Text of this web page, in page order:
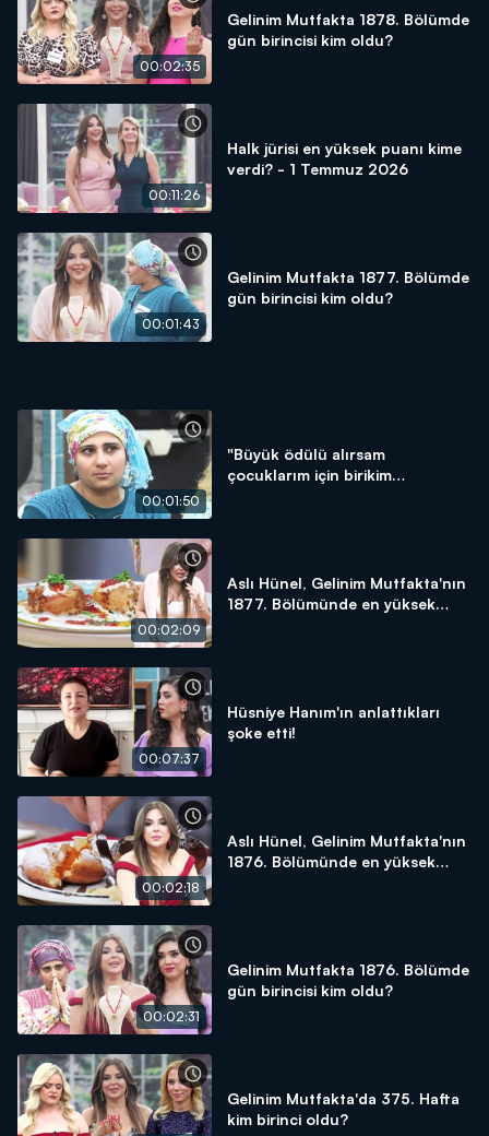
00:02:35
Gelinim Mutfakta 1878. Bölümde
gün birincisi kim oldu?
00:11:26
Halk jürisi en yüksek puanı kime
verdi? - 1 Temmuz 2026
00:01:43
Gelinim Mutfakta 1877. Bölümde
gün birincisi kim oldu?
00:01:50
"Büyük ödülü alırsam
çocuklarım için birikim
00:02:09
Aslı Hünel, Gelinim Mutfakta'nın
1877. Bölümünde en yüksek
00:07:37
Hüsniye Hanım'ın anlattıkları
şoke etti!
00:02:18
Aslı Hünel, Gelinim Mutfakta'nın
1876. Bölümünde en yüksek
00:02:31
Gelinim Mutfakta 1876. Bölümde
gün birincisi kim oldu?
Gelinim Mutfakta'da 375. Hafta
kim birinci oldu?